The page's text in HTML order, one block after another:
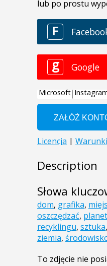
Description
Słowa
dom, grafika,
oszczędzać,
recyklingu, sztuka,
ziemia,
To zdjęcie nie